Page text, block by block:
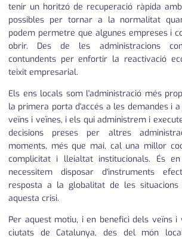
tenir un horitzó de recuperació ràpida
possibles per tornar a la normalitat
podem permetre que algunes empreses i
obrir. Des de les administracions
contundents per enfortir la reactivació
teixit empresarial.
Els ens locals som l'administració més
la primera porta d'accés a les demandes i
veïns i veïnes, i els qui administrem i
decisions preses per altres
moments, més que mai, cal una millor
complicitat i lleialtat institucionals. És
necessitem disposar d'instruments
resposta a la globalitat de les
aquesta crisi.
Per aquest motiu, i en benefici dels veïns i
ciutats de Catalunya, des del món